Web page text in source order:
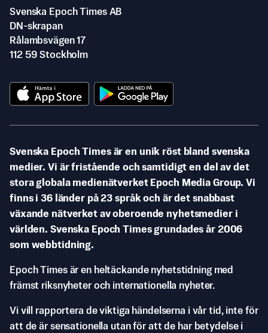
Svenska Epoch Times AB
DN-skrapan
Rålambsvägen 17
112 59 Stockholm
Svenska Epoch Times är en unik röst bland svenska
medier. Vi är fristående och samtidigt en del av det
stora globala medienätverket Epoch Media Group. Vi
finns i 36 länder på 23 språk och är det snabbast
växande nätverket av oberoende nyhetsmedier i
världen. Svenska Epoch Times grundades år 2006
som webbtidning.
Epoch Times är en heltäckande nyhetstidning med
främst riksnyheter och internationella nyheter.
Vi vill rapportera de viktiga händelserna i vår tid, inte för
att de är sensationella utan för att de har betydelse i